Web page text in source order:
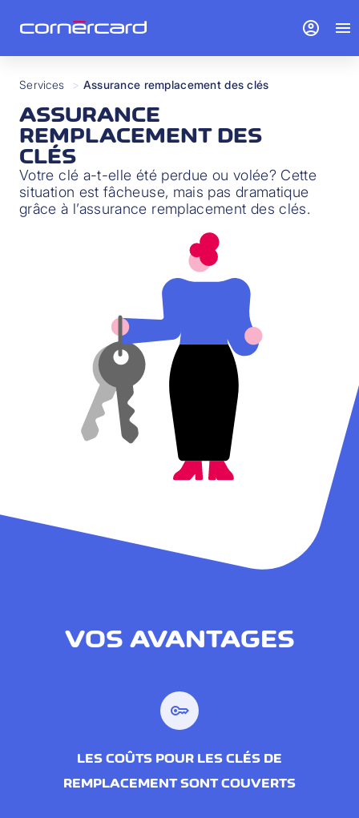
Services > Assurance remplacement des clés
ASSURANCE
REMPLACEMENT DES
CLÉS
Votre clé a-t-elle été perdue ou volée? Cette
situation est fâcheuse, mais pas dramatique
grâce à l’assurance remplacement des clés.
VOS AVANTAGES
key
LES COÛTS POUR LES CLÉS DE
REMPLACEMENT SONT COUVERTS
account_circle menu